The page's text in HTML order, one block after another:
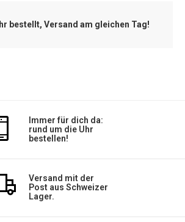
bestellt, Versand am gleichen Tag!
Immer für dich da:
rund um die Uhr
bestellen!
Versand mit der
Post aus Schweizer
Lager.